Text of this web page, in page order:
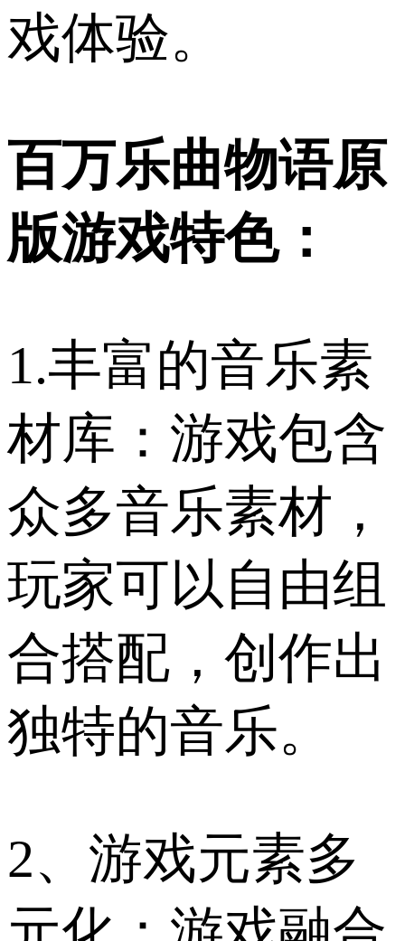
戏体验。
百万乐曲物语原
版游戏特色：
1.丰富的音乐素
材库：游戏包含
众多音乐素材，
玩家可以自由组
合搭配，创作出
独特的音乐。
2、游戏元素多